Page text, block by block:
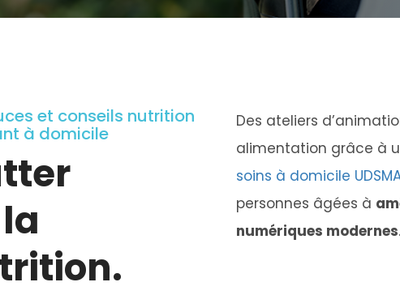
et conseils nutrition
à domicile
Des ateliers
alimentation grâce à
soins à domicile
personnes âgées à
numériques modernes.